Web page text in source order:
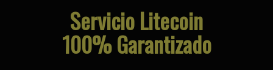
Servicio Litecoin
100% Garantizado